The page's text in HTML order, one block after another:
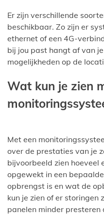
Er zijn verschillende
beschikbaar. Zo zijn er
ethernet of een 4G-
bij jou past hangt af van
mogelijkheden op de
Wat kun je zien
Met een
over de prestaties van je
bijvoorbeeld zien hoeveel
opgewekt in een
opbrengst is en wat de
kun je zien of er storingen
panelen minder presteren